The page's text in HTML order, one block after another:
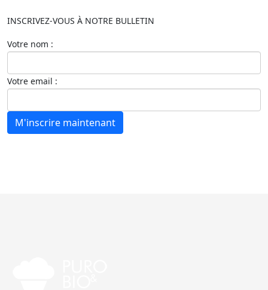
INSCRIVEZ-VOUS À NOTRE BULLETIN
Votre nom :
Votre email :
M'inscrire maintenant